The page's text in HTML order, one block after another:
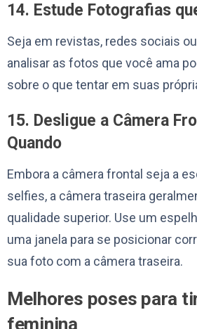
14. Estude Fotografias
Seja em revistas, redes sociais
analisar as fotos que você ama
sobre o que tentar em suas
15. Desligue a Câmera
Quando
Embora a câmera frontal seja a
selfies, a câmera traseira
qualidade superior. Use um
uma janela para se posicionar
sua foto com a câmera traseira.
Melhores poses para
feminina